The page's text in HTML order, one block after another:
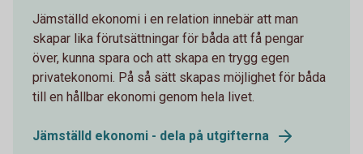
Jämställd ekonomi i en relation innebär att man
skapar lika förutsättningar för båda att få pengar
över, kunna spara och att skapa en trygg egen
privatekonomi. På så sätt skapas möjlighet för båda
till en hållbar ekonomi genom hela livet.
Jämställd ekonomi - dela på utgifterna